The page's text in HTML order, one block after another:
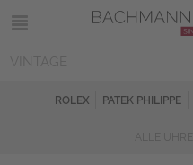
ROLEX PATEK PHILIPPE